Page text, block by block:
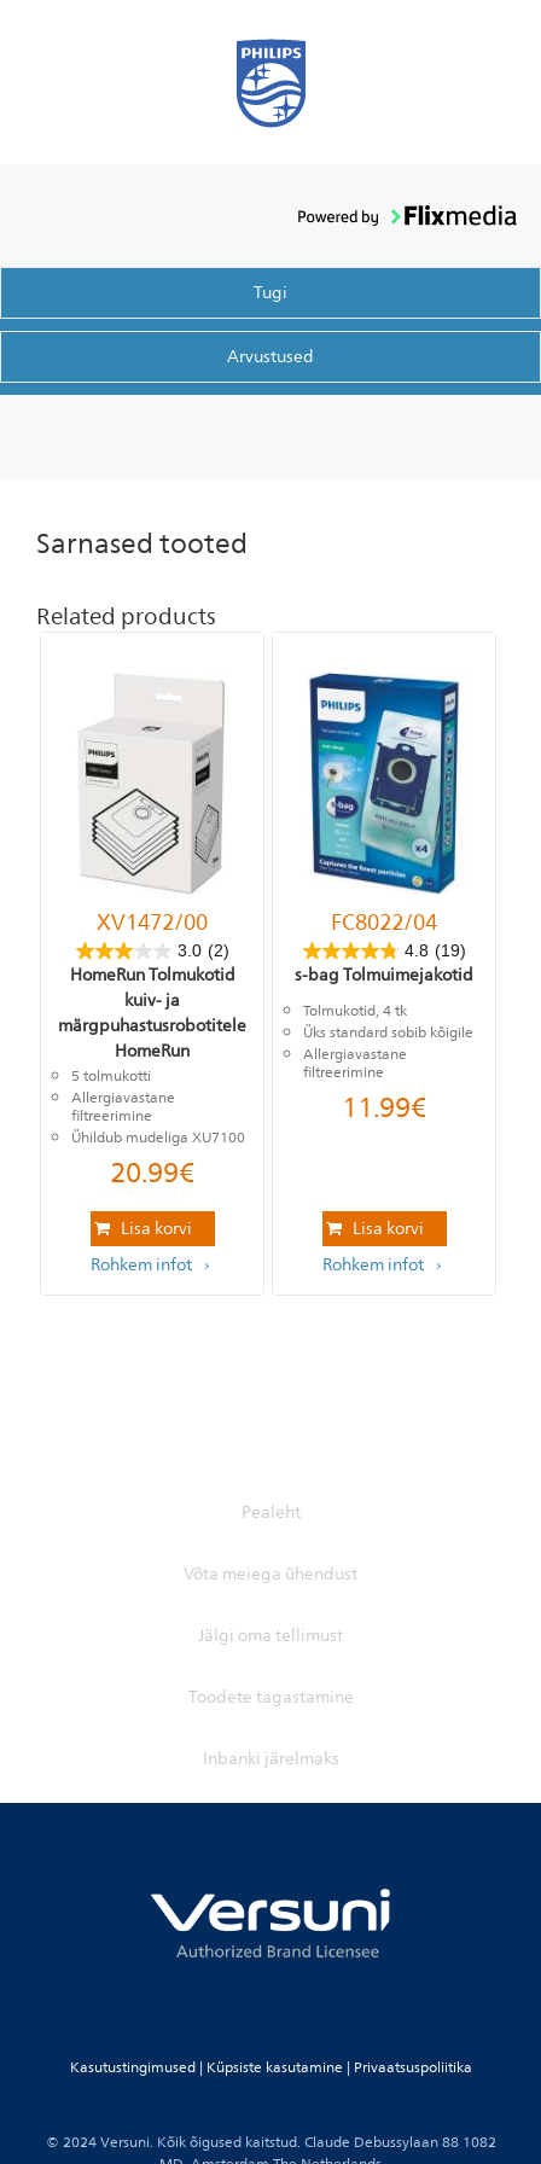
Tugi
Arvustused
Sarnased tooted
Related products
XV1472/00
3.0 (2)
HomeRun Tolmukotid
kuiv- ja
märgpuhastusrobotitele
HomeRun
5 tolmukotti
Allergiavastane
filtreerimine
Ühildub mudeliga XU7100
20.99€
Lisa korvi
Rohkem infot
FC8022/04
4.8 (19)
s-bag Tolmuimejakotid
Tolmukotid, 4 tk
Üks standard sobib kõigile
Allergiavastane
filtreerimine
11.99€
Lisa korvi
Rohkem infot
Pealeht
Võta meiega ühendust
Jälgi oma tellimust
Toodete tagastamine
Inbanki järelmaks
Kasutustingimused | Küpsiste kasutamine | Privaatsuspoliitika
© 2024 Versuni. Kõik õigused kaitstud. Claude Debussylaan 88 1082